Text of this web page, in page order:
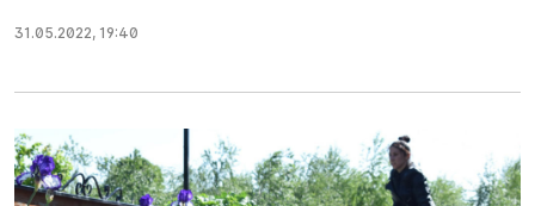
31.05.2022, 19:40